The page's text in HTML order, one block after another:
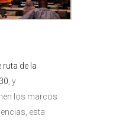
ruta de la
, y
los marcos
esta